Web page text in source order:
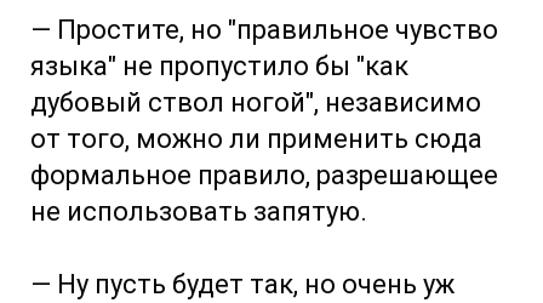
— Простите, но "правильное чувство
языка" не пропустило бы "как
дубовый ствол ногой", независимо
от того, можно ли применить сюда
формальное правило, разрешающее
не использовать запятую.
— Ну пусть будет так, но очень уж